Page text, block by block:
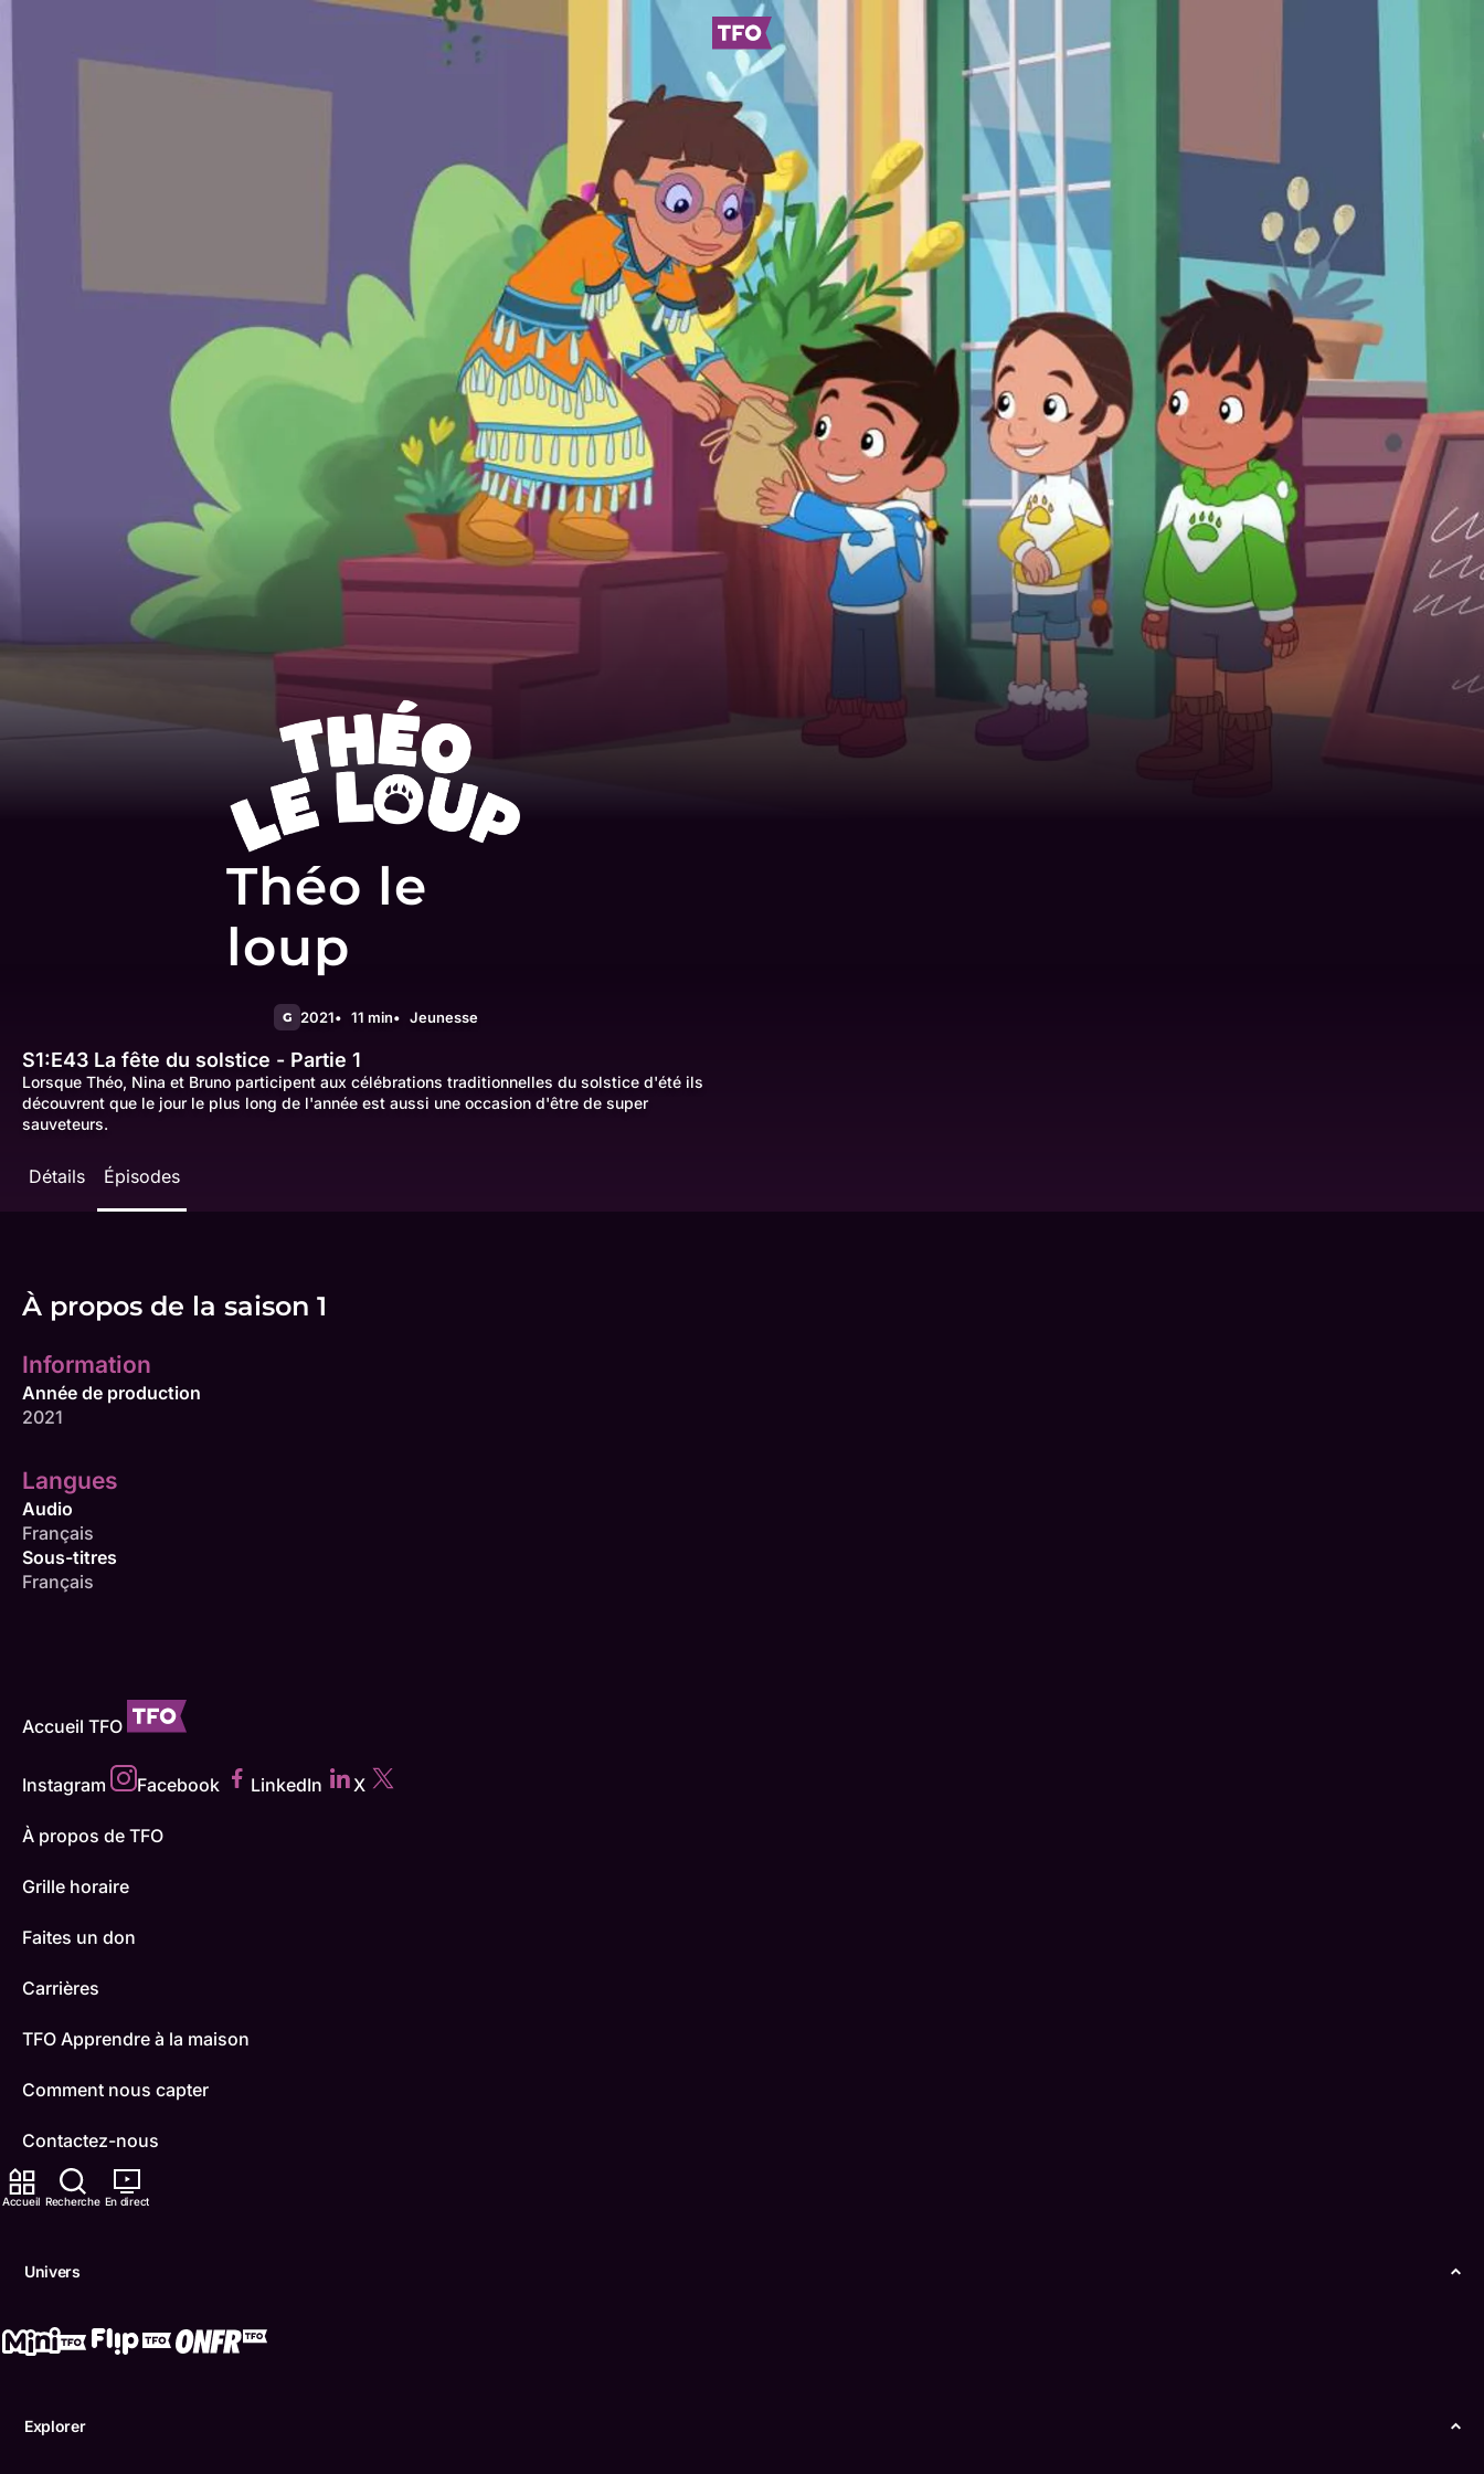
Accueil Recherche En direct
Univers
Explorer
Théo le
loup
G 2021 11 min Jeunesse
S1:E43 La fête du solstice - Partie 1
Lorsque Théo, Nina et Bruno participent aux célébrations traditionnelles du solstice d'été ils
découvrent que le jour le plus long de l'année est aussi une occasion d'être de super
sauveteurs.
Détails Épisodes
À propos de la saison 1
Information
Année de production
2021
Langues
Audio
Français
Sous-titres
Français
Accueil TFO
Instagram Facebook LinkedIn X
À propos de TFO
Grille horaire
Faites un don
Carrières
TFO Apprendre à la maison
Comment nous capter
Contactez-nous
ONFR
Conditions d'utilisation